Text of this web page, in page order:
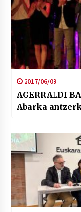
2017/06/09
AGERRALDI
Abarka